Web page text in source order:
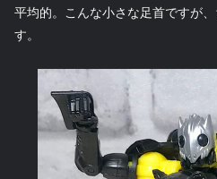
平均的。こんな小さな足首ですが
す。